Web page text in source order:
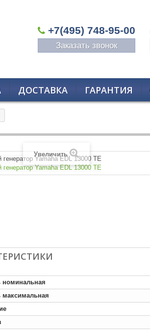
+7(495) 748-95-00
Заказать звонок
ДОСТАВКА ГАРАНТИЯ
Увеличить
номинальная